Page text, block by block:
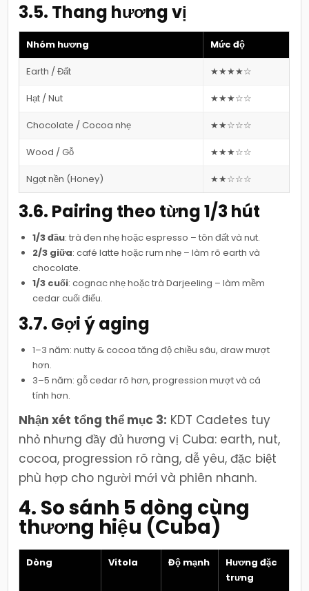
3.5. Thang hương vị
Nhóm hương Mức độ
Earth / Đất ★★★★☆
Hạt / Nut ★★★☆☆
Chocolate / Cocoa nhẹ ★★☆☆☆
Wood / Gỗ ★★★☆☆
Ngọt nền (Honey) ★★☆☆☆
3.6. Pairing theo từng 1/3 hút
1/3 đầu: trà đen nhẹ hoặc espresso – tôn đất và nut.
2/3 giữa: café latte hoặc rum nhẹ – làm rõ earth và
chocolate.
1/3 cuối: cognac nhẹ hoặc trà Darjeeling – làm mềm
cedar cuối điếu.
3.7. Gợi ý aging
1–3 năm: nutty & cocoa tăng độ chiều sâu, draw mượt
hơn.
3–5 năm: gỗ cedar rõ hơn, progression mượt và cá
tính hơn.
Nhận xét tổng thể mục 3: KDT Cadetes tuy
nhỏ nhưng đầy đủ hương vị Cuba: earth, nut,
cocoa, progression rõ ràng, dễ yêu, đặc biệt
phù hợp cho người mới và phiên nhanh.
4. So sánh 5 dòng cùng
thương hiệu (Cuba)
Dòng Vitola Độ mạnh
Hương đặc
trưng